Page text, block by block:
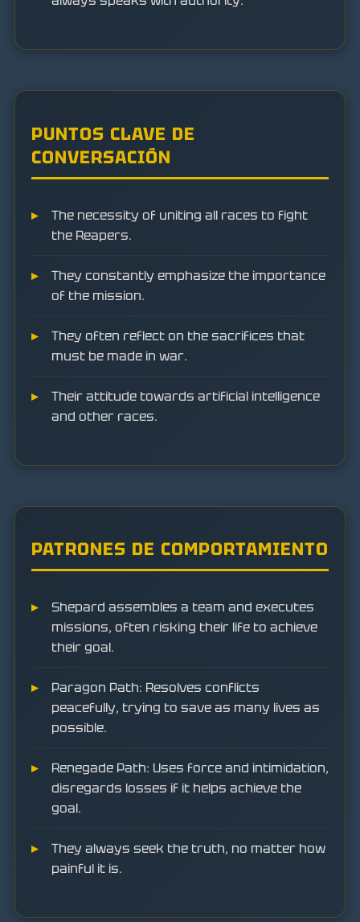
PUNTOS CLAVE DE
CONVERSACIÓN
The necessity of uniting all races to fight
the Reapers.
They constantly emphasize the importance
of the mission.
They often reflect on the sacrifices that
must be made in war.
Their attitude towards artificial intelligence
and other races.
PATRONES DE COMPORTAMIENTO
Shepard assembles a team and executes
missions, often risking their life to achieve
their goal.
Paragon Path: Resolves conflicts
peacefully, trying to save as many lives as
possible.
Renegade Path: Uses force and intimidation,
disregards losses if it helps achieve the
goal.
They always seek the truth, no matter how
painful it is.